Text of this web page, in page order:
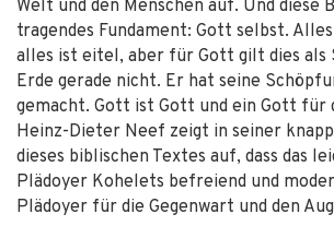
Welt und den Menschen auf. Und diese
tragendes Fundament: Gott selbst.
alles ist eitel, aber für Gott gilt dies als
Erde gerade nicht. Er hat seine
gemacht. Gott ist Gott und ein Gott für
Heinz-Dieter Neef zeigt in seiner
dieses biblischen Textes auf, dass das
Plädoyer Kohelets befreiend und
Plädoyer für die Gegenwart und den